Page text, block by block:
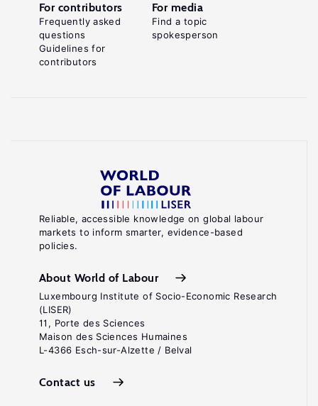
Breese,
Koller,
Uncertainty
Artificial
Intelligence.
San
Francisco:
Morgan
Reliable, accessible knowledge on global labour
markets to inform smarter, evidence-based
policies.
About World of Labour
Luxembourg Institute of Socio-Economic Research
(LISER)
11, Porte des Sciences
Maison des Sciences Humaines
L-4366 Esch-sur-Alzette / Belval
Contact us
For contributors
Frequently asked
questions
Guidelines for
contributors
For media
Find a topic
spokesperson